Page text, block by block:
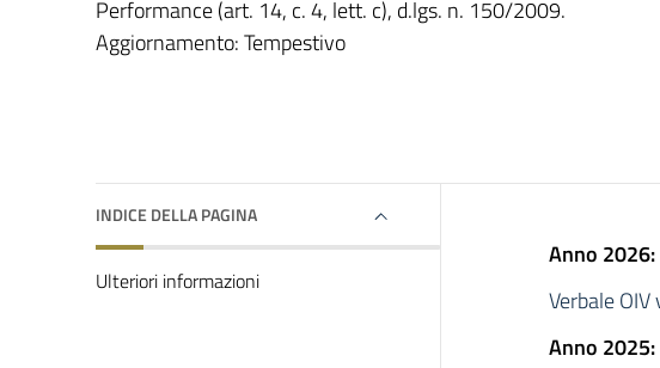
Performance (art. 14, c. 4, lett. c), d.lgs. n. 150/2009.
Aggiornamento: Tempestivo
INDICE DELLA PAGINA
Ulteriori informazioni
Anno 2026:
Verbale
Anno 2025: